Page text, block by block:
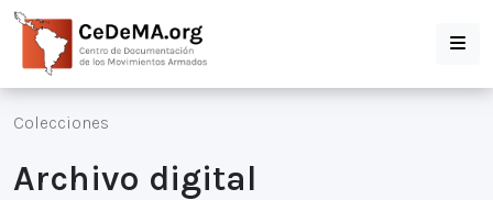
Colecciones
Archivo digital